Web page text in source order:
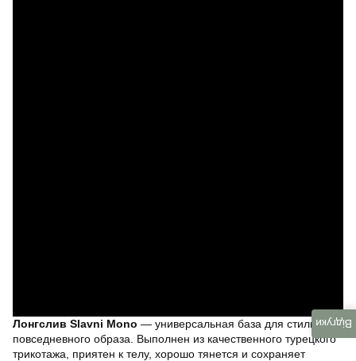
Лонгслив Slavni Mono — универсальная база для стильного
повседневного образа. Выполнен из качественного турецкого
трикотажа, приятен к телу, хорошо тянется и сохраняет
Відгуки